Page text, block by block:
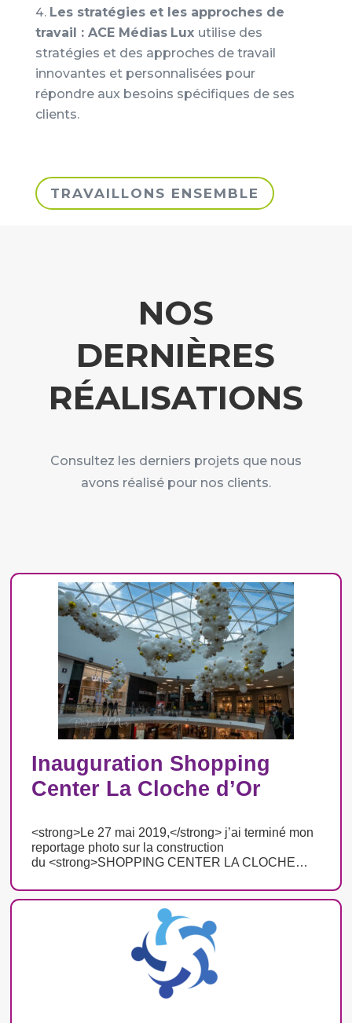
Les stratégies et les approches de
travail : ACE Médias Lux utilise des
stratégies et des approches de travail
innovantes et personnalisées pour
répondre aux besoins spécifiques de ses
clients.
TRAVAILLONS ENSEMBLE
NOS
DERNIÈRES
RÉALISATIONS
Consultez les derniers projets que nous
avons réalisé pour nos clients.
Inauguration Shopping
Center La Cloche d’Or
<strong>Le 27 mai 2019,</strong> j’ai terminé mon
reportage photo sur la construction
du <strong>SHOPPING CENTER LA CLOCHE…